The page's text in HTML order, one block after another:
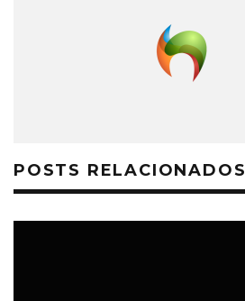
POSTS RELACIONADOS